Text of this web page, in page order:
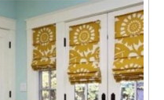
Жалюзи по размеру
Жалюзи по длине